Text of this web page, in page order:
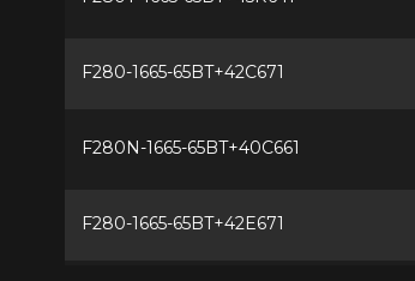
F280-1665-65BT+42C671
F280N-1665-65BT+40C661
F280-1665-65BT+42E671